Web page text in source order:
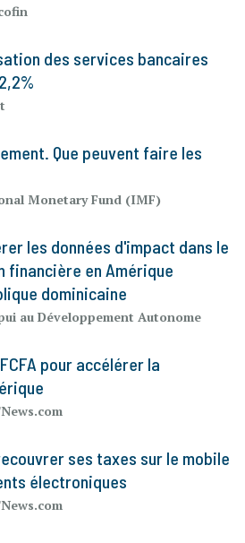
des services bancaires
Que peuvent faire les
Monetary Fund (IMF)
les données d'impact dans le
financière en Amérique
dominicaine
au Développement Autonome
pour accélérer la
ses taxes sur le mobile
électroniques